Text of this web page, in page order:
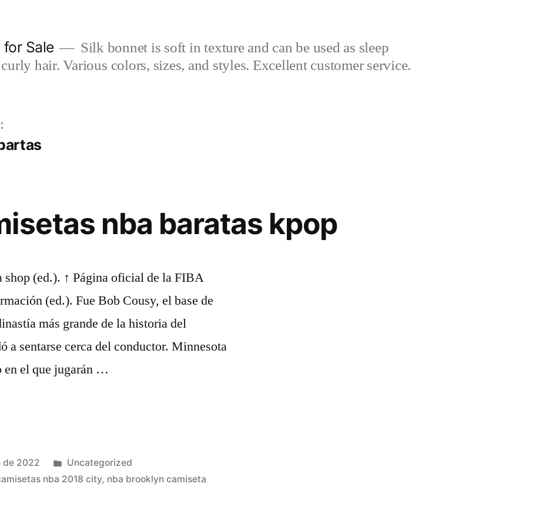
for Sale
Silk bonnet is soft in texture and can be used as sleep
hair. Various colors, sizes, and styles. Excellent customer service.
nba baratas kpop
(ed.). ↑ Página oficial de la FIBA
(ed.). Fue Bob Cousy, el base de
más grande de la historia del
a sentarse cerca del conductor. Minnesota
en el que jugarán …
de 2022
Publicado
en
Uncategorized
nba 2018 city, nba brooklyn camiseta